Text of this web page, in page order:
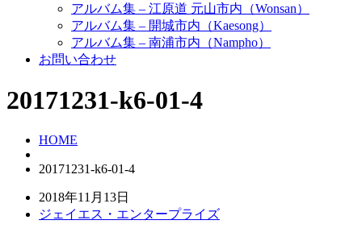
アルバム集 – 江原道 元山市内（Wonsan）
アルバム集 – 開城市内（Kaesong）
アルバム集 – 南浦市内（Nampho）
お問い合わせ
20171231-k6-01-4
HOME
20171231-k6-01-4
2018年11月13日
ジェイエス・エンタープライズ